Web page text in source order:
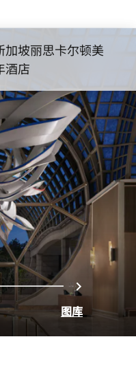
加坡丽思卡尔顿美
酒店
2 3 下一页
图库